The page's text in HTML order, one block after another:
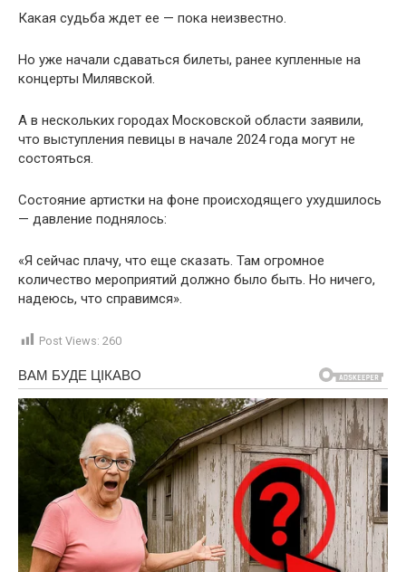
Какая судьба ждет ее — пока неизвестно.
Но уже начали сдаваться билеты, ранее купленные на
концерты Милявской.
А в нескольких городах Московской области заявили,
что выступления певицы в начале 2024 года могут не
состояться.
Состояние артистки на фоне происходящего ухудшилось
— давление поднялось:
«Я сейчас плачу, что еще сказать. Там огромное
количество мероприятий должно было быть. Но ничего,
надеюсь, что справимся».
Post Views: 260